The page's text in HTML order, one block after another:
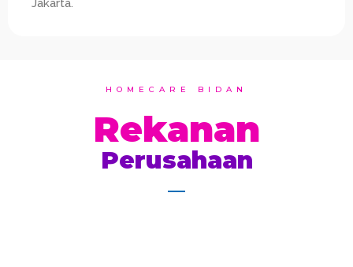
Jakarta.
HOMECARE BIDAN
Rekanan
Perusahaan